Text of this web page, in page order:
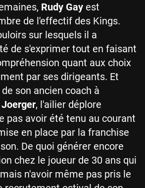
Rudy Gay est
de l'effectif des Kings.
sur lesquels il a
de s'exprimer tout en faisant
quant aux choix
par ses dirigeants. Et
son ancien coach à
Joerger, l'ailier déplore
pas avoir été tenu au courant
en place par la franchise
De quoi générer encore
chez le joueur de 30 ans qui
n'avoir même pas pris le